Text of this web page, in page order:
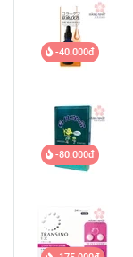
-40.000đ
-80.000đ